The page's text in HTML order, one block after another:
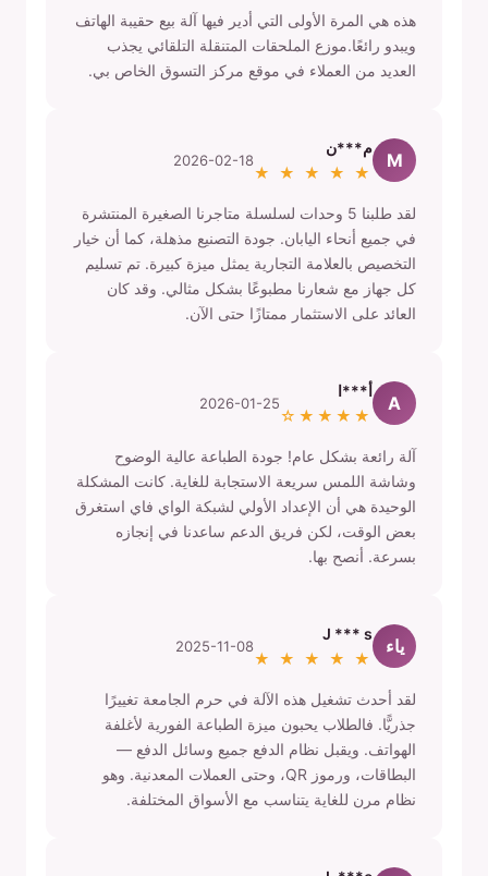
هذه هي المرة الأولى التي أدير فيها آلة بيع حقيبة الهاتف
ويبدو رائعًا.موزع الملحقات المتنقلة التلقائي يجذب
العديد من العملاء في موقع مركز التسوق الخاص بي.
M
م***ن
★ ★ ★ ★ ★
2026-02-18
لقد طلبنا 5 وحدات لسلسلة متاجرنا الصغيرة المنتشرة
في جميع أنحاء اليابان. جودة التصنيع مذهلة، كما أن خيار
التخصيص بالعلامة التجارية يمثل ميزة كبيرة. تم تسليم
كل جهاز مع شعارنا مطبوعًا بشكل مثالي. وقد كان
العائد على الاستثمار ممتازًا حتى الآن.
A
أ***ا
★★★★☆
2026-01-25
آلة رائعة بشكل عام! جودة الطباعة عالية الوضوح
وشاشة اللمس سريعة الاستجابة للغاية. كانت المشكلة
الوحيدة هي أن الإعداد الأولي لشبكة الواي فاي استغرق
بعض الوقت، لكن فريق الدعم ساعدنا في إنجازه
بسرعة. أنصح بها.
ياء
J *** s
★ ★ ★ ★ ★
2025-11-08
لقد أحدث تشغيل هذه الآلة في حرم الجامعة تغييرًا
جذريًّا. فالطلاب يحبون ميزة الطباعة الفورية لأغلفة
الهواتف. ويقبل نظام الدفع جميع وسائل الدفع —
البطاقات، ورموز QR، وحتى العملات المعدنية. وهو
نظام مرن للغاية يتناسب مع الأسواق المختلفة.